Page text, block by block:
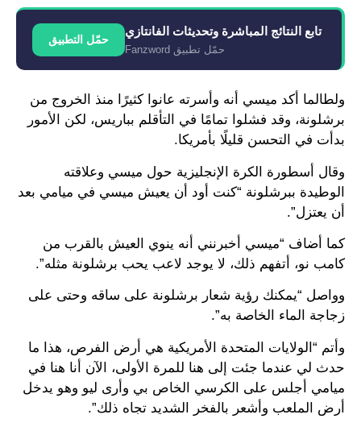
تابع النتائج المباشرة وتحديثات الفانتازي
حمّل تطبيق Fanzword
حمّل التطبيق
ولطالما أكد ميسي أنه وأسرته عانوا كثيرًا منذ الخروج من
برشلونة، وقد فشلوا تمامًا في التأقلم بباريس، لكن الأمور
بدأت في التحسن قليلًا بأمريكا.
وقال أسطورة الكرة الإنجليزية حول ميسي وعلاقته
الوطيدة ببرشلونة “كنت أود أن يعيش ميسي في ميامي بعد
أن يعتزل”.
كما أضاف “ميسي أخبرنني أنه ينوي العيش بالقرب من
كامب نو، أتفهم ذلك، لا يوجد لاعب يحب برشلونة مثله”.
وواصل “يمكنك رؤية شعار برشلونة على ساقه وحتى على
زجاجة الماء الخاصة به”.
وأتم “الولايات المتحدة الأمريكية هي أرض الفرص، هذا ما
حدث لي عندما جئت إلى هنا للمرة الأولى، الآن أنا هنا في
ميامي أجلس على الكرسي الخاص بي وأرى ليو وهو يدخل
أرض الملعب وأشعر بالفخر الشديد تجاه ذلك”.